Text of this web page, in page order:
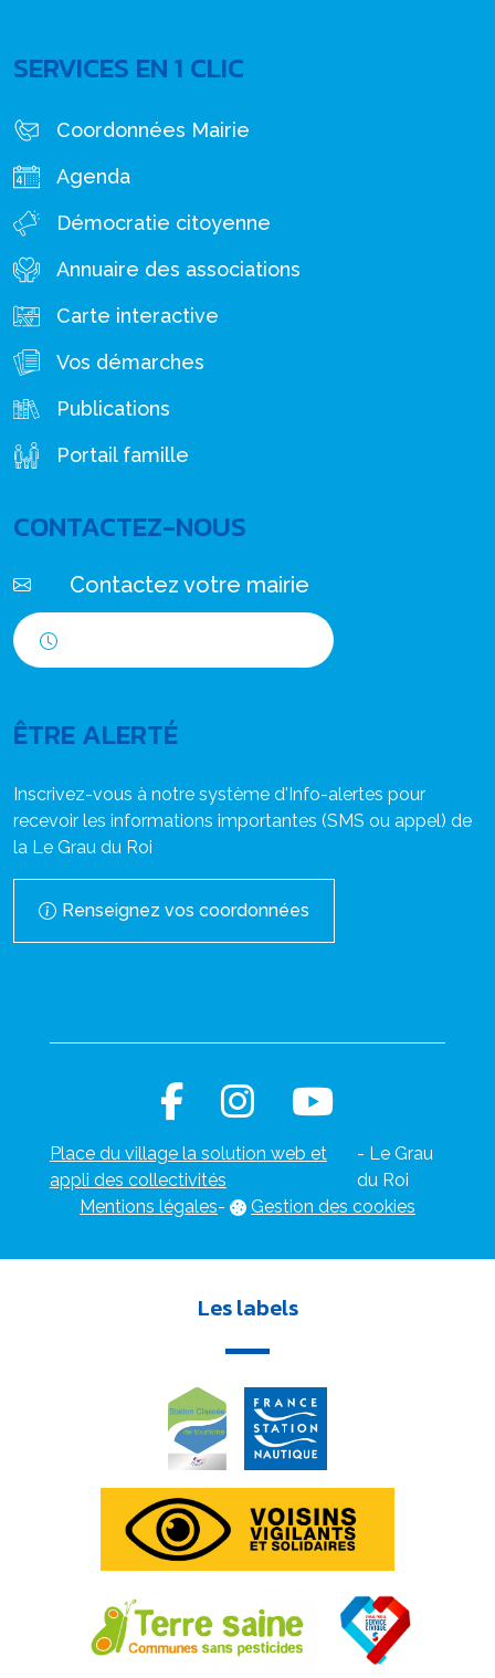
SERVICES EN 1 CLIC
Coordonnées Mairie
Agenda
Démocratie citoyenne
Annuaire des associations
Carte interactive
Vos démarches
Publications
Portail famille
CONTACTEZ-NOUS
Contactez votre mairie
ÊTRE ALERTÉ
Inscrivez-vous à notre système d'Info-alertes pour
recevoir les informations importantes (SMS ou appel) de
la Le Grau du Roi
Renseignez vos coordonnées
Place du village la solution web et
appli des collectivités
- Le Grau
du Roi
Mentions légales- Gestion des cookies
Les labels